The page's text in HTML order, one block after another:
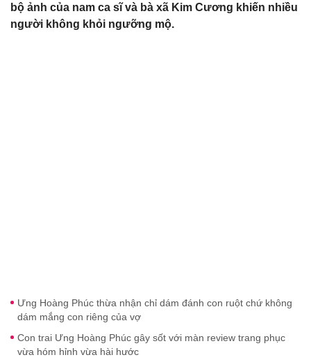
bộ ảnh của nam ca sĩ và bà xã Kim Cương khiến nhiều
người không khỏi ngưỡng mộ.
Ưng Hoàng Phúc thừa nhận chỉ dám đánh con ruột chứ không
dám mắng con riêng của vợ
Con trai Ưng Hoàng Phúc gây sốt với màn review trang phục
vừa hóm hỉnh vừa hài hước